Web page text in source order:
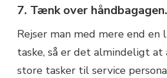
7. Tænk over håndbagagen.
Rejser man med mere end
taske, så er det almindeligt at
store tasker til service